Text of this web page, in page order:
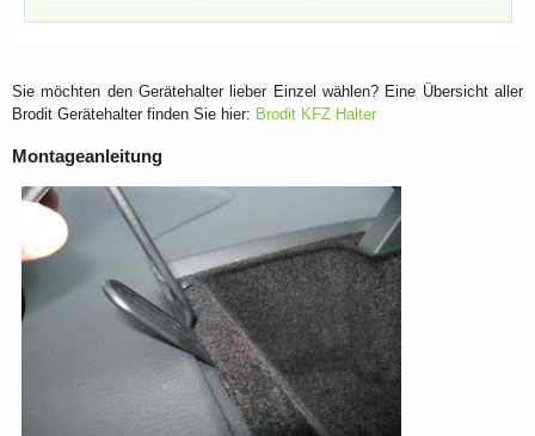
Sie möchten den Gerätehalter lieber Einzel wählen? Eine Übersicht aller
Brodit Gerätehalter finden Sie hier: Brodit KFZ Halter
Montageanleitung